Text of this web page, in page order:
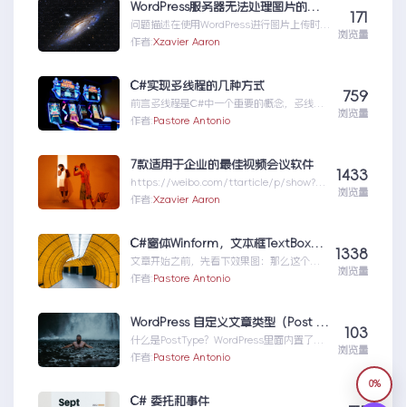
0%
WordPress服务器无法处理图片的解决方法
问题描述在使用WordPress进行图片上传时，
部分用户可能会遇到服务器无法处理图片的问
作者:Xzavier Aaron
171
浏览量
C#实现多线程的几种方式
前言多线程是C#中一个重要的概念，多线程
指的是在同一进程中同时运行多个线程的机
作者:Pastore Antonio
759
浏览量
7款适用于企业的最佳视频会议软件
https://weibo.com/ttarticle/p/show?
id=230940447052...7款适用于企业的最佳视
作者:Xzavier Aaron
1433
浏览量
C#窗体Winform，文本框TextBox如何实现类似html的PlaceHolder属性
文章开始之前，先看下效果图：那么这个是
如何实现的，Winform自带的TextBox是不
属性
作者:Pastore Antonio
1338
浏览量
WordPress 自定义文章类型（Post Type）终极指南WordPress 自定义文章类型（Post Type）终极指南
什么是PostType？WordPress里面内置了两
种常用的PostType：Po...WordPress自定义
作者:Pastore Antonio
103
浏览量
C# 委托和事件